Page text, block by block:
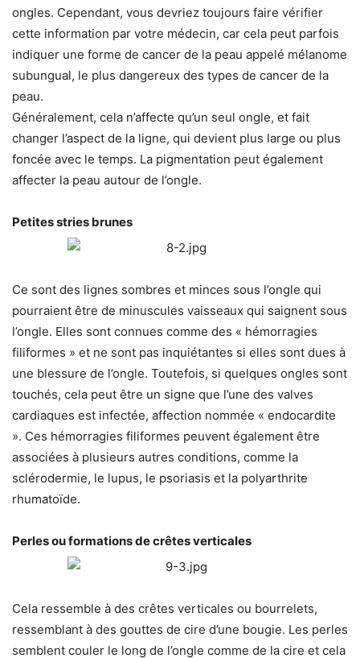
ongles. Cependant, vous devriez toujours faire vérifier
cette information par votre médecin, car cela peut parfois
indiquer une forme de cancer de la peau appelé mélanome
subungual, le plus dangereux des types de cancer de la
peau.
Généralement, cela n’affecte qu’un seul ongle, et fait
changer l’aspect de la ligne, qui devient plus large ou plus
foncée avec le temps. La pigmentation peut également
affecter la peau autour de l’ongle.
Petites stries brunes
Ce sont des lignes sombres et minces sous l’ongle qui
pourraient être de minuscules vaisseaux qui saignent sous
l’ongle. Elles sont connues comme des « hémorragies
filiformes » et ne sont pas inquiétantes si elles sont dues à
une blessure de l’ongle. Toutefois, si quelques ongles sont
touchés, cela peut être un signe que l’une des valves
cardiaques est infectée, affection nommée « endocardite
». Ces hémorragies filiformes peuvent également être
associées à plusieurs autres conditions, comme la
sclérodermie, le lupus, le psoriasis et la polyarthrite
rhumatoïde.
Perles ou formations de crêtes verticales
Cela ressemble à des crêtes verticales ou bourrelets,
ressemblant à des gouttes de cire d’une bougie. Les perles
semblent couler le long de l’ongle comme de la cire et cela